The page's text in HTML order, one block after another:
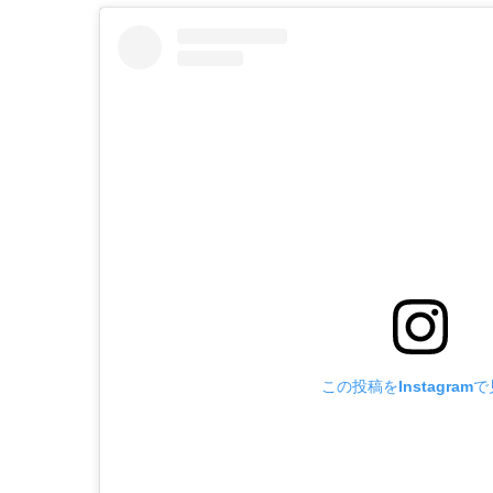
この投稿をInstagramで